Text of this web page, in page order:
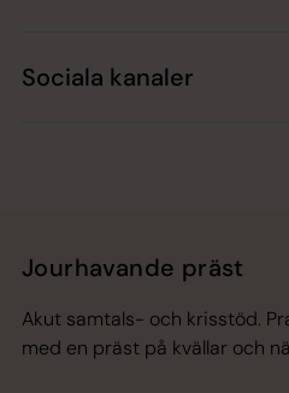
Sociala kanaler
Jourhavande präst
Akut samtals- och krisstöd.
med en präst på kvällar och